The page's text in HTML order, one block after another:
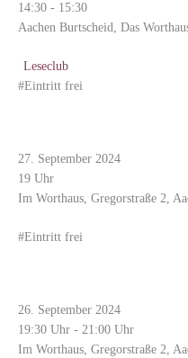
14:30 - 15:30
Aachen Burtscheid, Das
Leseclub
#Eintritt frei
27. September 2024
19 Uhr
Im Worthaus, Gregorstraße 2,
#Eintritt frei
26. September 2024
19:30 Uhr - 21:00 Uhr
Im Worthaus, Gregorstraße 2,